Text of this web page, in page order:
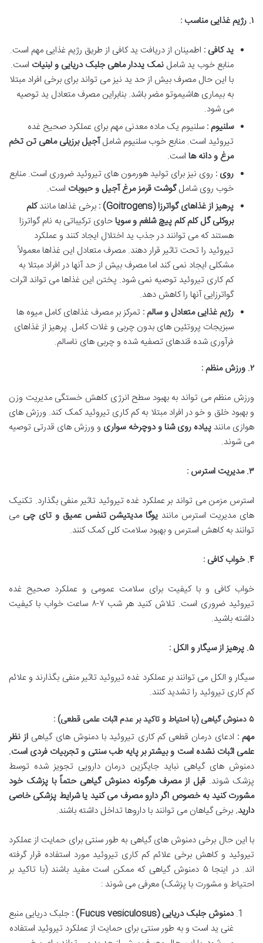
۱. رژیم غذایی مناسب :
ید کافی : اطمینان از دریافت ید کافی از طریق رژیم غذایی مهم است.
منابع خوب ید شامل نمک یددار ماهی جلبک دریایی و لبنیات است.
با این حال مصرف بیش از حد ید نیز می تواند برای برخی افراد مبتلا
به بیماری هاشیموتو مضر باشد. بنابراین مصرف متعادل ید توصیه
می شود.
سلنیوم : سلنیوم یک ماده معدنی مهم برای عملکرد صحیح غده
تیروئید است. منابع خوب سلنیوم شاملآجیل برزیلی ماهی تن تخم
مرغ و دانه ها است.
روی : روی نیز برای تولید هورمون های تیروئید ضروری است. منابع
خوب روی شاملگوشت قرمز مرغ آجیل و حبوبات است.
پرهیز از غذاهای گواترزا(Goitrogens)
: برخی غذاها مانندکلم
بروکلی گل کلم کلم پیچ شلغم و سویاحاوی ترکیباتی به نام گواترزا
هستند که می توانند در جذب ید اختلال ایجاد کنند و عملکرد
تیروئید را تحت تاثیر قرار دهند. مصرف متعادل این غذاها معمولاً
مشکلی ایجاد نمی کند اما مصرف بیش از حد آنها در افراد مبتلا به
کم کاری تیروئید توصیه نمی شود. پختن این غذاها می تواند اثرات
گواترزایی آنها را کاهش دهد.
رژیم غذایی متعادل و سالم : تمرکز بر مصرف غذاهای کامل میوه ها
سبزیجات پروتئین های بدون چربی و غلات کامل. پرهیز از غذاهای
فرآوری شده قندهای تصفیه شده و چربی های ناسالم.
۲. ورزش منظم :
ورزش منظم می تواند به بهبود سطح انرژی کاهش خستگی مدیریت وزن
و بهبود خلق و خو در افراد مبتلا به کم کاری تیروئید کمک کند. ورزش های
هوازی مانندپیاده روی شنا و دوچرخه سواری و ورزش های قدرتی توصیه
می شوند.
۳.مدیریت استرس :
استرس مزمن می تواند بر عملکرد غده تیروئید تاثیر منفی بگذارد. تکنیک
های مدیریت استرس مانند یوگا مدیتیشن تنفس عمیق و تای چی می
توانند به کاهش استرس و بهبود سلامت کلی کمک کنند.
۴.خواب کافی :
خواب کافی و با کیفیت برای سلامت عمومی و عملکرد صحیح غده
تیروئید ضروری است. تلاش کنید هر شب ۷-۸ ساعت خواب با کیفیت
داشته باشید.
۵. پرهیز از سیگار و الکل :
سیگار و الکل می توانند بر عملکرد غده تیروئید تاثیر منفی بگذارند و علائم
کم کاری تیروئید را تشدید کنند.
۵ دمنوش گیاهی (با احتیاط و تاکید بر عدم اثبات علمی قطعی) :
مهم : ادعای درمان قطعی کم کاری تیروئید با دمنوش های گیاهی از نظر
علمی اثبات نشده است و بیشتر بر پایه طب سنتی و تجربیات فردی است.
دمنوش های گیاهی نباید جایگزین درمان دارویی تجویز شده توسط
پزشک شوند. قبل از مصرف هرگونه دمنوش گیاهی حتماً با پزشک خود
مشورت کنید به خصوص اگر دارو مصرف می کنید یا شرایط پزشکی خاصی
دارید. برخی گیاهان می توانند با داروها تداخل داشته باشند.
با این حال برخی دمنوش های گیاهی به طور سنتی برای حمایت از عملکرد
تیروئید و کاهش برخی علائم کم کاری تیروئید مورد استفاده قرار گرفته
اند. در اینجا ۵ دمنوش گیاهی که ممکن است مفید باشند (با تاکید بر
احتیاط و مشورت با پزشک) معرفی می شوند :
دمنوش جلبک دریایی(Fucus vesiculosus)
: جلبک دریایی منبع
غنی ید است و به طور سنتی برای حمایت از عملکرد تیروئید استفاده